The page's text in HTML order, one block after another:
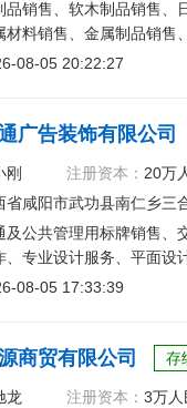
品销售、软木制品销售、
材料销售、金属制品销售
配送运输服务
08-05 20:22:27
广告装饰有限公司
刚 注册资本： 20万
省咸阳市武功县南仁乡三
及公共管理用标牌销售、
、专业设计服务、平面设
08-05 17:33:39
商贸有限公司 存
龙 注册资本： 3万人